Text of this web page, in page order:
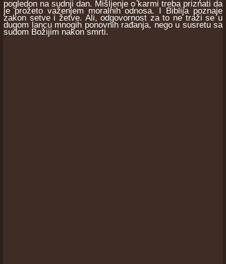
pogledon na sudnji dan. Mišljenje o karmi treba priznati da
je prožeto važenjem moralnih odnosa. I Biblija poznaje
zakon setve i žetve. Ali, odgovornost za to ne traži se u
dugom lancu mnogih ponovnih rađanja, nego u susretu sa
sudom Božijim nakon smrti.